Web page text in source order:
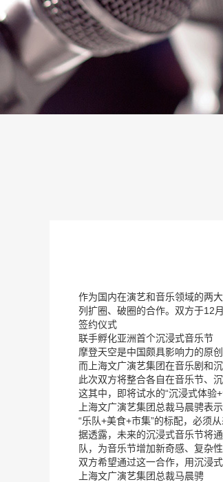
作为国内在演艺和音乐领域的两
列扩圈、破圈的合作。双方于12
签约仪式
联手孵化亚洲首个沉浸式音乐节
摩登天空是中国颇具影响力的原
而上海文广演艺集团在音乐剧和
此次双方将整合各自在音乐节、
这其中，即将试水的“沉浸式体验
上海文广演艺集团总裁马晨骋表
“乐队+美食+市集”的标配，必须
据透露，未来的沉浸式音乐节将
队，为音乐节增加新奇感、复杂
双方希望通过这一合作，用沉浸
上海文广演艺集团总裁马晨骋